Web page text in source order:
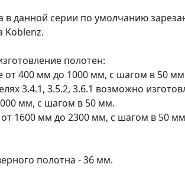
в данной серии по умолчанию
Koblenz.
полотен:
400 мм до 1000 мм, с шагом в 50 мм
3.4.1, 3.5.2, 3.6.1 возможно
мм, с шагом в 50 мм.
1600 мм до 2300 мм, с шагом в 50
полотна - 36 мм.